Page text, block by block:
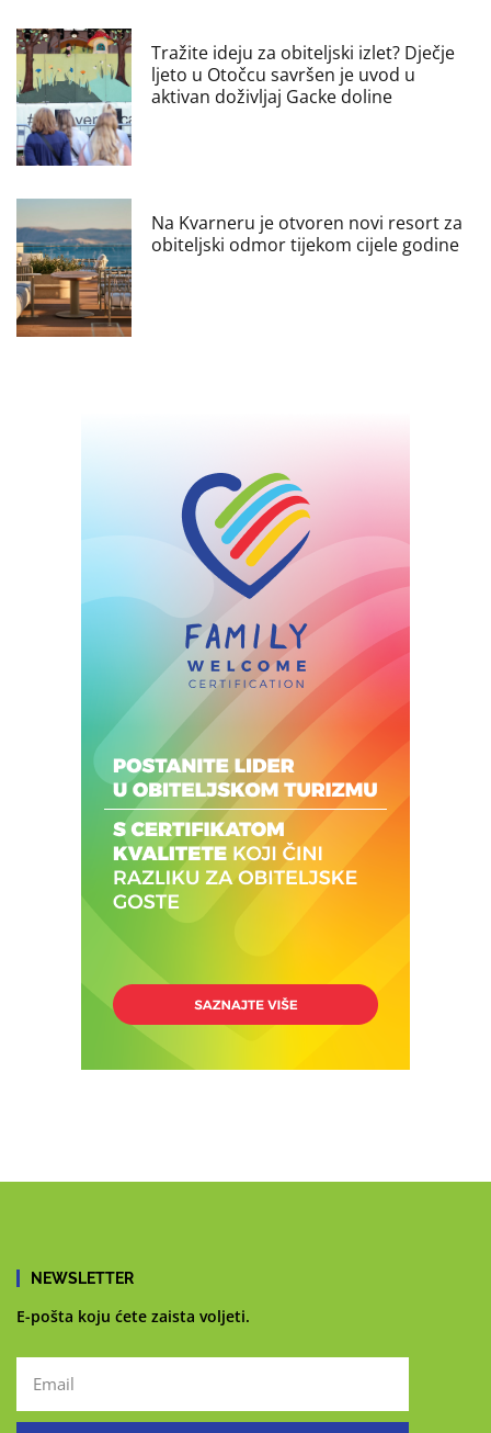
Tražite ideju za obiteljski izlet? Dječje
ljeto u Otočcu savršen je uvod u
aktivan doživljaj Gacke doline
Na Kvarneru je otvoren novi resort za
obiteljski odmor tijekom cijele godine
NEWSLETTER
E-pošta koju ćete zaista voljeti.